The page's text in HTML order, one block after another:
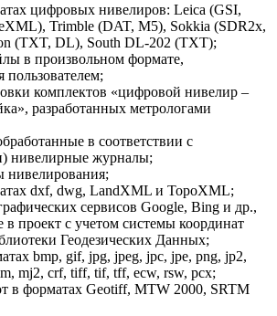
цифровых нивелиров: Leica (GSI,
Trimble (DAT, M5), Sokkia (SDR2х,
(TXT, DL), South DL-202 (TXT);
в произвольном формате,
пользователем;
комплектов «цифровой нивелир –
разработанных метрологами
в соответствии с
нивелирные журналы;
нивелирования;
dxf, dwg, LandXML и TopoXML;
сервисов Google, Bing и др.,
проект с учетом системы координат
Геодезических Данных;
bmp, gif, jpg, jpeg, jpc, jpe, png, jp2,
mj2, crf, tiff, tif, tff, ecw, rsw, pcx;
в форматах Geotiff, MTW 2000, SRTM